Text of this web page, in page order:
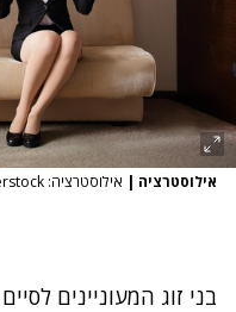
אילוסטרציה | אילוסטרציה: Shutterstock, shutterstock
בני זוג המעוניינים